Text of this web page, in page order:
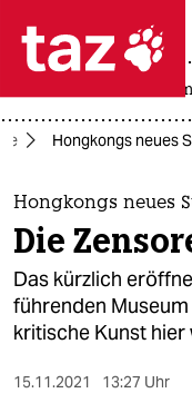

themen
politik
öko
usa unter
Hongkongs neues
Hongkongs neues
Die
Das kürzlich
führenden
kritische Kunst
15.11.2021 13:27 Uhr